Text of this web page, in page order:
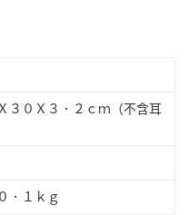
３０Ｘ３．２ｃｍ（不含耳
．１ｋｇ